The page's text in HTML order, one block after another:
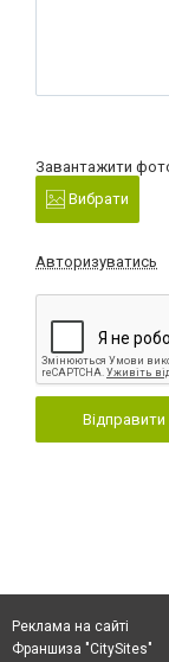
Завантажити
Вибрати
Авторизуватись
Відправити
Реклама на сайті
Франшиза "CitySites"